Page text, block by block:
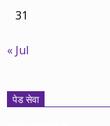
31
« Jul
पेड सेवा